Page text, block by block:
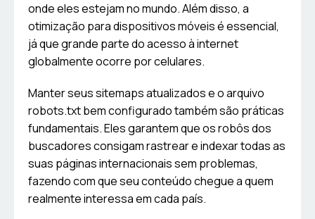
onde eles estejam no mundo. Além disso, a
otimização para dispositivos móveis é essencial,
já que grande parte do acesso à internet
globalmente ocorre por celulares.
Manter seus sitemaps atualizados e o arquivo
robots.txt bem configurado também são práticas
fundamentais. Eles garantem que os robôs dos
buscadores consigam rastrear e indexar todas as
suas páginas internacionais sem problemas,
fazendo com que seu conteúdo chegue a quem
realmente interessa em cada país.